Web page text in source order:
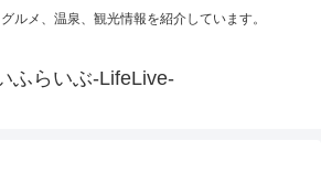
ルメ、温泉、観光情報を紹介しています。
ふらいぶ-LifeLive-